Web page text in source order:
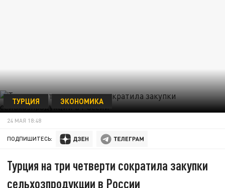
ТУРЦИЯ ЭКОНОМИКА
24 МАЯ 18:48
ПОДПИШИТЕСЬ:
Турция на три четверти сократила закупки
сельхозпродукции в России